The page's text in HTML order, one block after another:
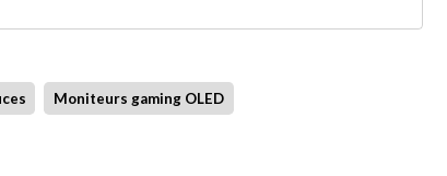
Moniteurs gaming OLED